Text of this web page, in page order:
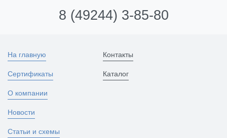
8 (49244) 3-85-80
На главную
Сертификаты
О компании
Новости
Статьи и схемы
Контакты
Каталог